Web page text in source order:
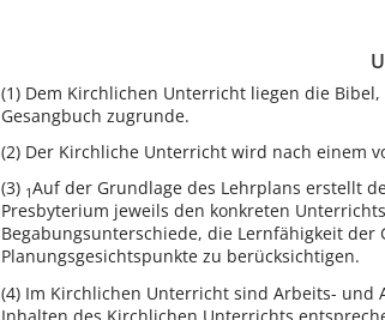
(1) Dem Kirchlichen Unterricht liegen die
Gesangbuch zugrunde.
(2) Der Kirchliche Unterricht wird nach einem
(3) 1Auf der Grundlage des Lehrplans erstellt
Presbyterium jeweils den konkreten
Begabungsunterschiede, die Lernfähigkeit
Planungsgesichtspunkte zu berücksichtigen.
(4) Im Kirchlichen Unterricht sind Arbeits- und
Inhalten des Kirchlichen Unterrichts